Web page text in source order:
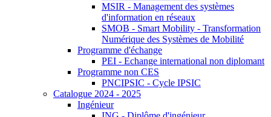
MSIR - Management des systèmes
d'information en réseaux
SMOB - Smart Mobility - Transformation
Numérique des Systèmes de Mobilité
Programme d'échange
PEI - Echange international non diplomant
Programme non CES
PNCIPSIC - Cycle IPSIC
Catalogue 2024 - 2025
Ingénieur